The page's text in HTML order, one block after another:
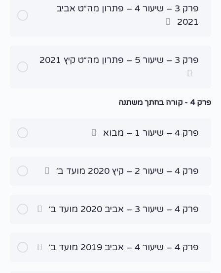
פרק 3 – שיעור 4 – פתרון מה״ט אביב
2021
פרק 3 – שיעור 5 – פתרון מה״ט קיץ 2021
פרק 4 - קורה בחתך משתנה
פרק 4 – שיעור 1 – מבוא
פרק 4 – שיעור 2 – קיץ 2020 מועד ב׳
פרק 4 – שיעור 3 – אביב 2020 מועד ב׳
פרק 4 – שיעור 4 – אביב 2019 מועד ב׳